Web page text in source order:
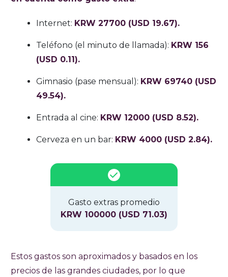
Internet: KRW 27700 (USD 19.67).
Teléfono (el minuto de llamada): KRW 156
(USD 0.11).
Gimnasio (pase mensual): KRW 69740 (USD
49.54).
Entrada al cine: KRW 12000 (USD 8.52).
Cerveza en un bar: KRW 4000 (USD 2.84).
Gasto extras promedio
KRW 100000 (USD 71.03)
Estos gastos son aproximados y basados en los
precios de las grandes ciudades, por lo que